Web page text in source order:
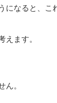
になると、こ
えます。
ん。